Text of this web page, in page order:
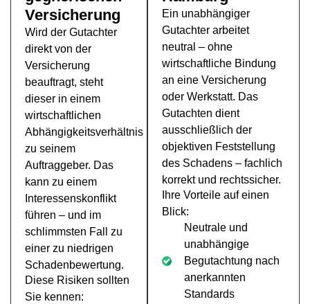
Ein unabhängiger
Gutachter arbeitet
neutral – ohne
wirtschaftliche Bindung
an eine Versicherung
oder Werkstatt. Das
Gutachten dient
ausschließlich der
objektiven Feststellung
des Schadens – fachlich
korrekt und rechtssicher.
Ihre Vorteile auf einen
Blick:
Neutrale und
unabhängige
Begutachtung nach
anerkannten
Standards
Versicherung
Wird der Gutachter
direkt von der
Versicherung
beauftragt, steht
dieser in einem
wirtschaftlichen
Abhängigkeitsverhältnis
zu seinem
Auftraggeber. Das
kann zu einem
Interessenskonflikt
führen – und im
schlimmsten Fall zu
einer zu niedrigen
Schadenbewertung.
Diese Risiken sollten
Sie kennen: